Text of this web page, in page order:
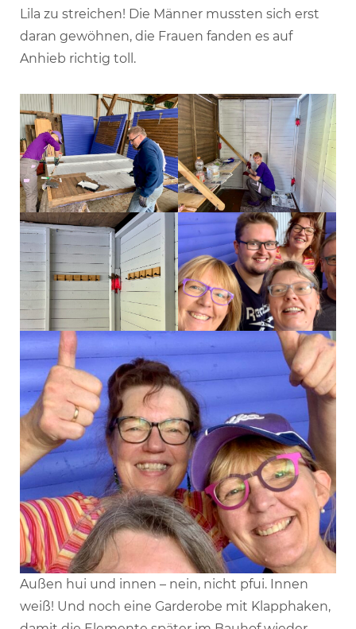
Lila zu streichen! Die Männer mussten sich erst
daran gewöhnen, die Frauen fanden es auf
Anhieb richtig toll.
Außen hui und innen – nein, nicht pfui. Innen
weiß! Und noch eine Garderobe mit Klapphaken,